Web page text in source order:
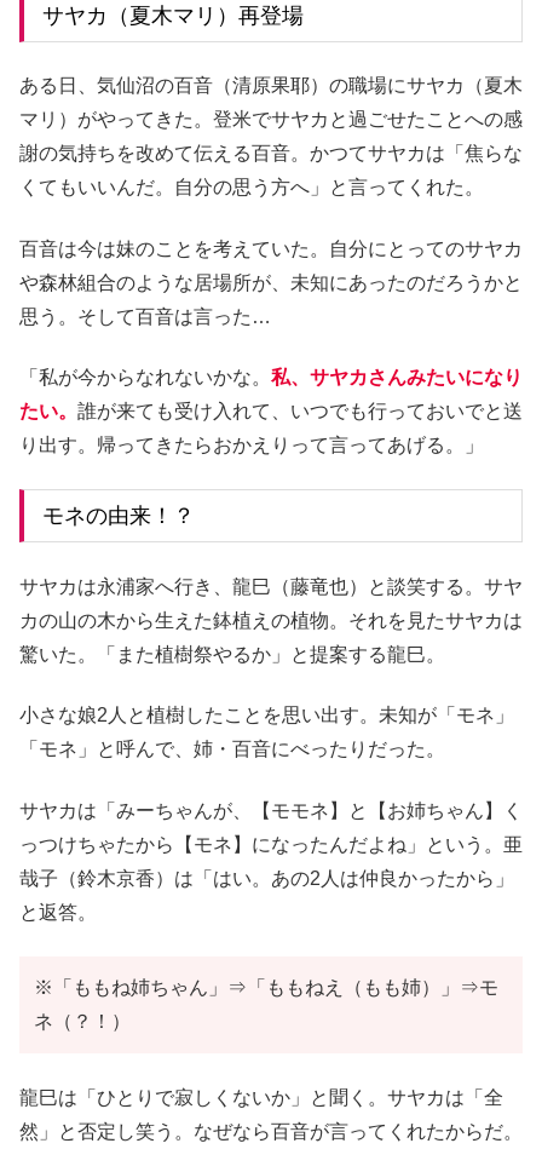
サヤカ（夏木マリ）再登場
ある日、気仙沼の百音（清原果耶）の職場にサヤカ（夏木
マリ）がやってきた。登米でサヤカと過ごせたことへの感
謝の気持ちを改めて伝える百音。かつてサヤカは「焦らな
くてもいいんだ。自分の思う方へ」と言ってくれた。
百音は今は妹のことを考えていた。自分にとってのサヤカ
や森林組合のような居場所が、未知にあったのだろうかと
思う。そして百音は言った…
「私が今からなれないかな。 私、サヤカさんみたいになり
たい。 誰が来ても受け入れて、いつでも行っておいでと送
り出す。帰ってきたらおかえりって言ってあげる。」
モネの由来！？
サヤカは永浦家へ行き、龍巳（藤竜也）と談笑する。サヤ
カの山の木から生えた鉢植えの植物。それを見たサヤカは
驚いた。「また植樹祭やるか」と提案する龍巳。
小さな娘2人と植樹したことを思い出す。未知が「モネ」
「モネ」と呼んで、姉・百音にべったりだった。
サヤカは「みーちゃんが、【モモネ】と【お姉ちゃん】く
っつけちゃたから【モネ】になったんだよね」という。亜
哉子（鈴木京香）は「はい。あの2人は仲良かったから」
と返答。
※「ももね姉ちゃん」⇒「ももねえ（もも姉）」⇒モ
ネ（？！）
龍巳は「ひとりで寂しくないか」と聞く。サヤカは「全
然」と否定し笑う。なぜなら百音が言ってくれたからだ。